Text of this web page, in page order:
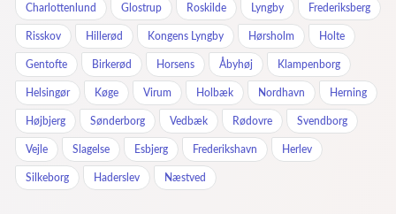
Charlottenlund Glostrup Roskilde Lyngby Frederiksberg
Risskov Hillerød Kongens Lyngby Hørsholm Holte
Gentofte Birkerød Horsens Åbyhøj Klampenborg
Helsingør Køge Virum Holbæk Nordhavn Herning
Højbjerg Sønderborg Vedbæk Rødovre Svendborg
Vejle Slagelse Esbjerg Frederikshavn Herlev
Silkeborg Haderslev Næstved